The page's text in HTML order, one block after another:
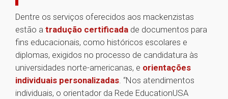
Dentre os serviços oferecidos aos mackenzistas
estão a tradução certificada de documentos para
fins educacionais, como históricos escolares e
diplomas, exigidos no processo de candidatura às
universidades norte-americanas, e orientações
individuais personalizadas. “Nos atendimentos
individuais, o orientador da Rede EducationUSA